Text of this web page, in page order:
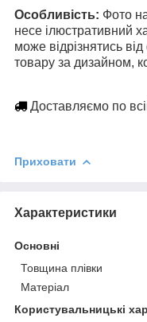
Особливість: Фото
несе ілюстративний
може відрізнятись
товару за дизайном,
Доставляємо по
Приховати
Характеристики
Основні
Товщина плівки
Матеріал
Користувальницькі